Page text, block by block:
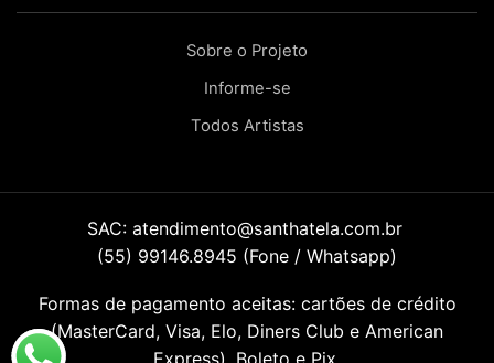
Sobre o Projeto
Informe-se
Todos Artistas
SAC: atendimento@santhatela.com.br
(55) 99146.8945 (Fone / Whatsapp)
Formas de pagamento aceitas: cartões de crédito
(MasterCard, Visa, Elo, Diners Club e American